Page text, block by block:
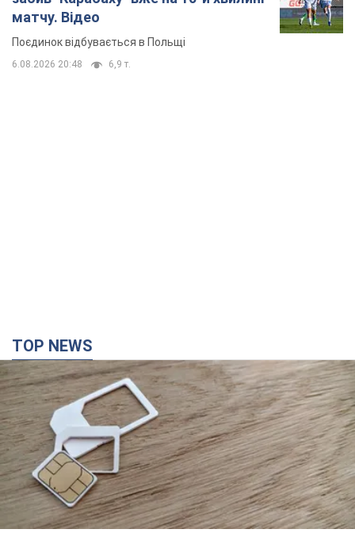
Мобільні оператори підвищили тарифи "до
межі", але якість зв'язку деградувала: чи варто
скаржитись на ціни
Чому ціни на мобільний зв'язок зросли у кілька разів і як
поліпшити якість інтернету на телефоні
2 часа назад 11,5 т.
В окупованій Ялті прогриміли потужні вибухи:
валить чорний дим. Фото і відео